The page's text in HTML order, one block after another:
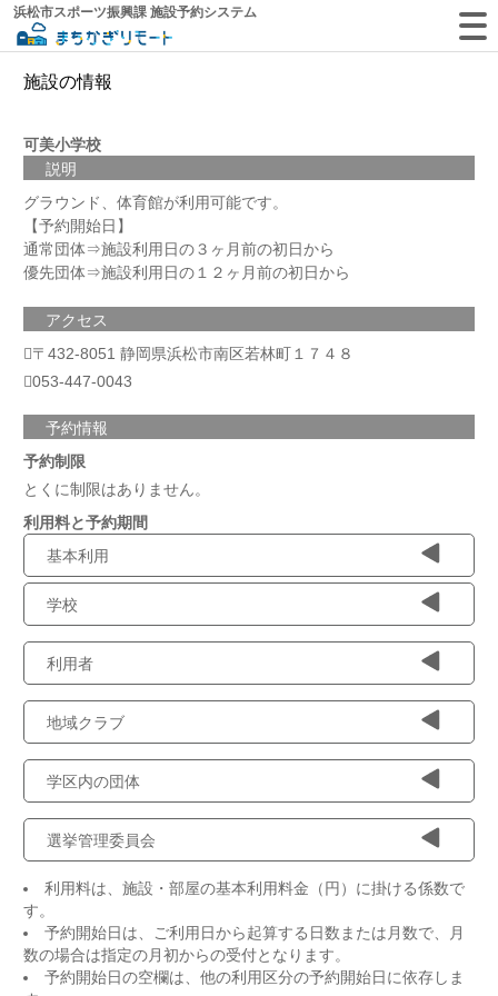
浜松市スポーツ振興課 施設予約システム
施設の情報
可美小学校
説明
グラウンド、体育館が利用可能です。
【予約開始日】
通常団体⇒施設利用日の３ヶ月前の初日から
優先団体⇒施設利用日の１２ヶ月前の初日から
アクセス
〒432-8051 静岡県浜松市南区若林町１７４８
053-447-0043
予約情報
予約制限
とくに制限はありません。
利用料と予約期間
基本利用
学校
利用者
地域クラブ
学区内の団体
選挙管理委員会
利用料は、施設・部屋の基本利用料金（円）に掛ける係数で
す。
予約開始日は、ご利用日から起算する日数または月数で、月
数の場合は指定の月初からの受付となります。
予約開始日の空欄は、他の利用区分の予約開始日に依存しま